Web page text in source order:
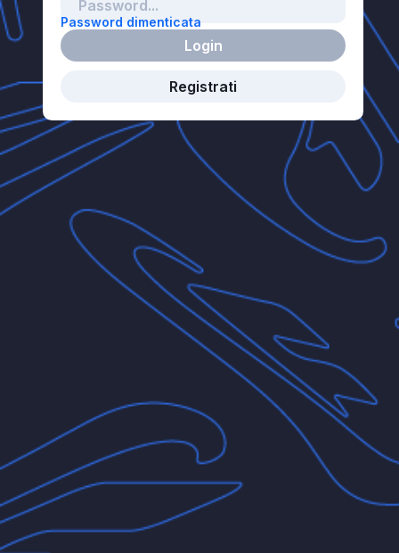
Password dimenticata
Login
Registrati